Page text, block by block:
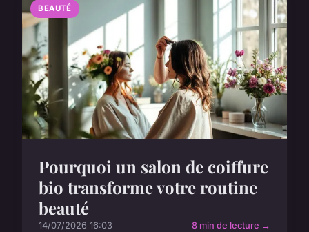
BEAUTÉ
Pourquoi un salon de coiffure
bio transforme votre routine
beauté
14/07/2026 16:03 8 min de lecture →